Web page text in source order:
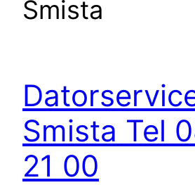
Smista
Smista Tel
21 00